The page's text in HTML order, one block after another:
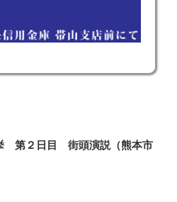
第２日目 街頭演説（熊本市